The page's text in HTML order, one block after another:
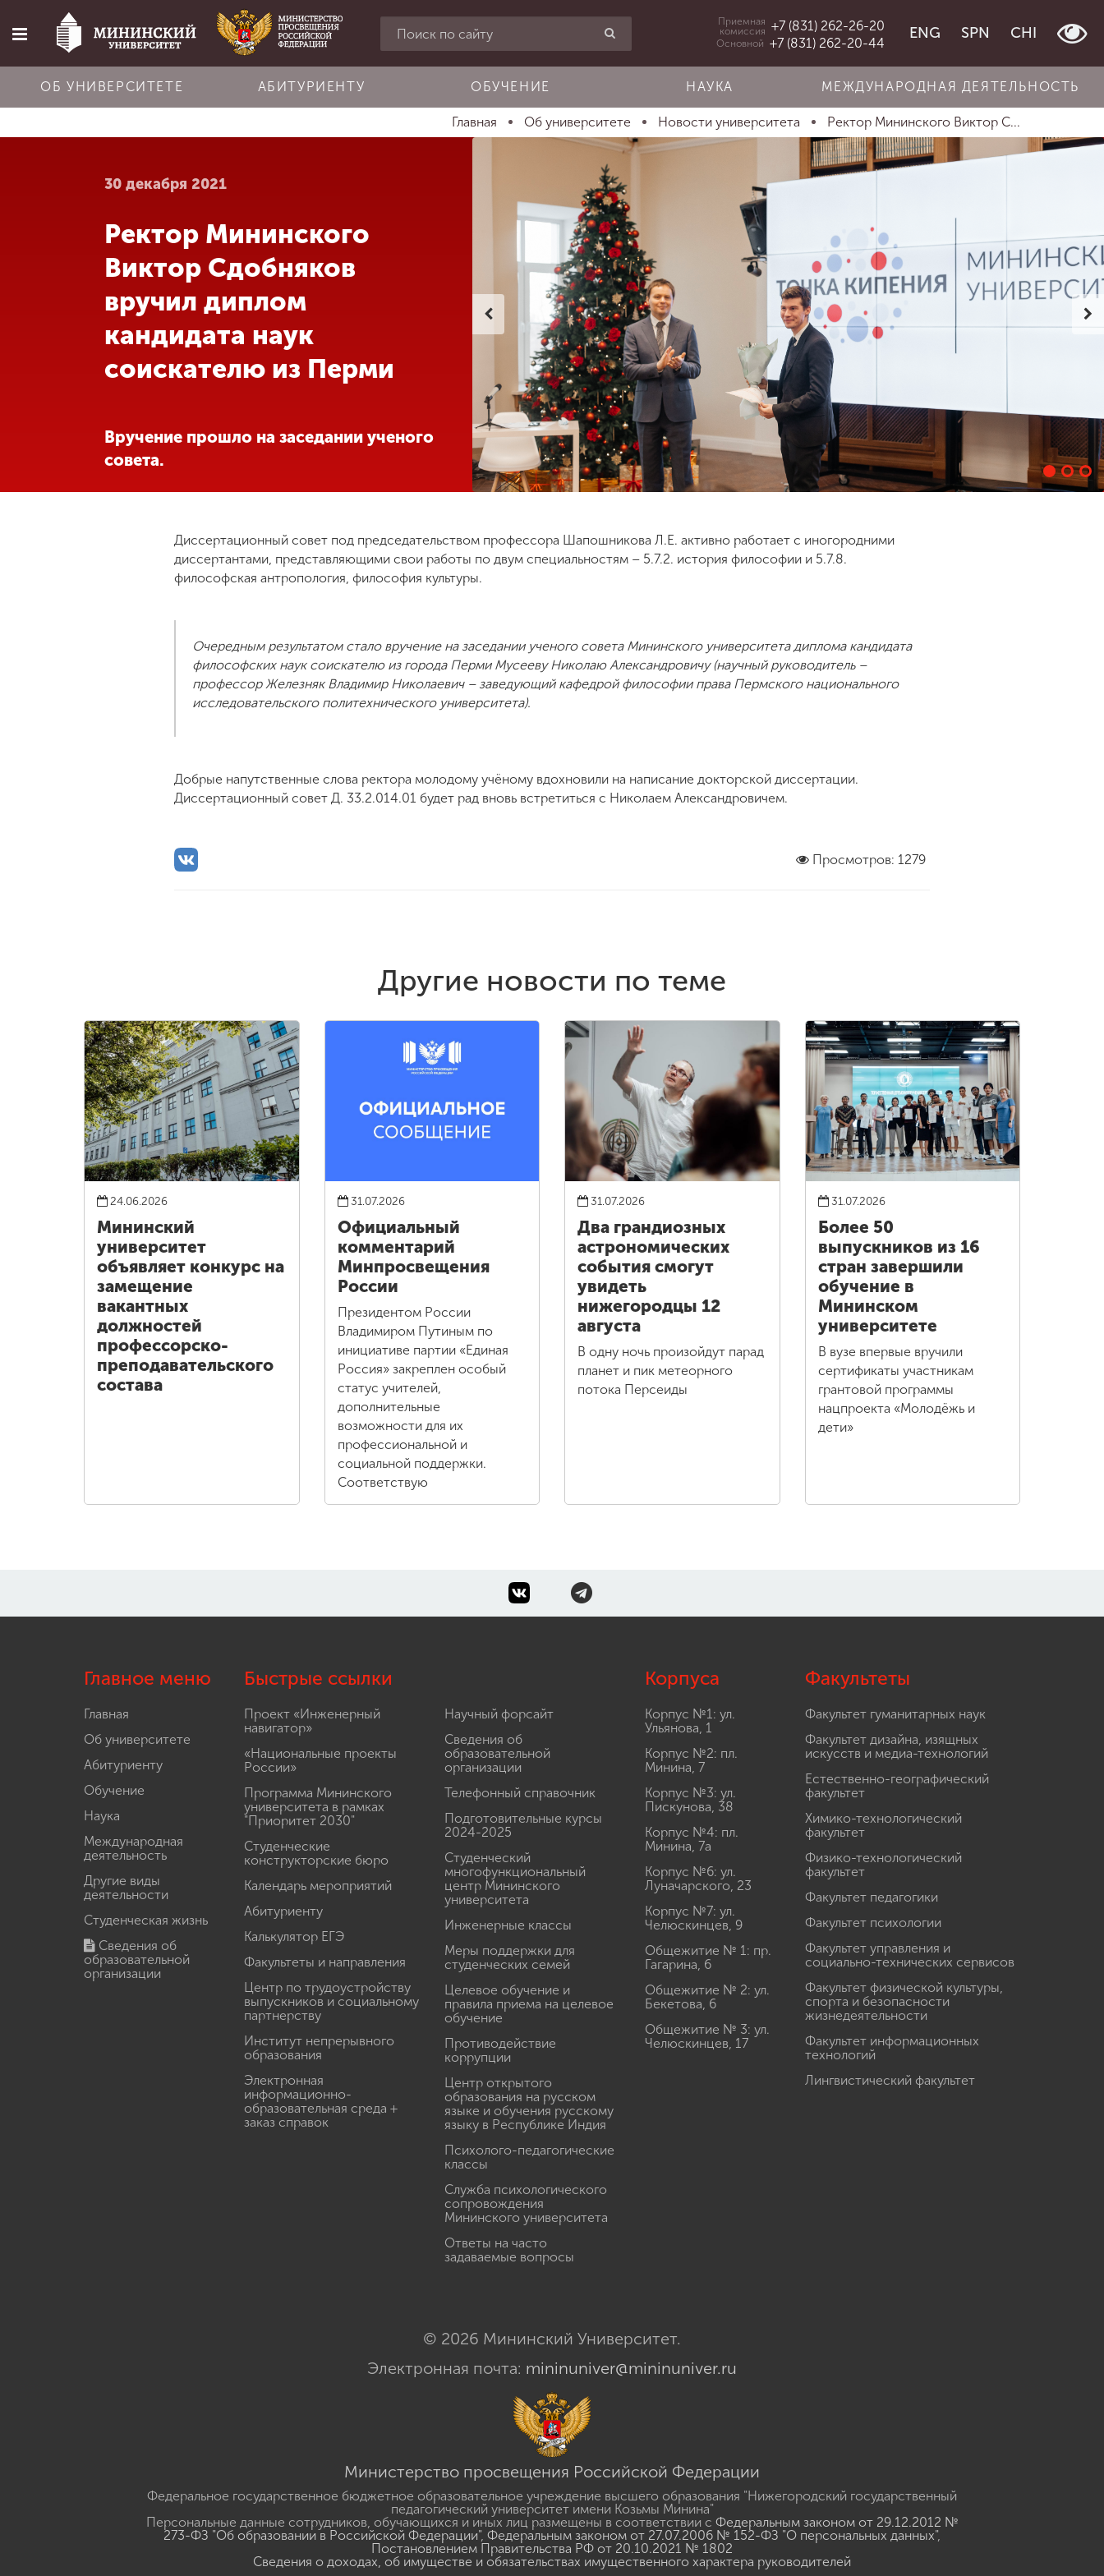
Главная
Об университете
Абитуриенту
Обучение
Другие виды
Приемная
комиссия +7 (831) 262-26-20
Основной +7 (831) 262-20-44
ENG SPN CHI
ОБ УНИВЕРСИТЕТЕ АБИТУРИЕНТУ ОБУЧЕНИЕ НАУКА МЕЖДУНАРОДНАЯ ДЕЯТЕЛЬНОСТЬ
Главная Об университете Новости университета Ректор Мининского Виктор С...
30 декабря 2021
Ректор Мининского
Виктор Сдобняков
вручил диплом
кандидата наук
соискателю из Перми
Вручение прошло на заседании ученого
совета.
Диссертационный совет под председательством профессора Шапошникова Л.Е. активно работает с иногородними
диссертантами, представляющими свои работы по двум специальностям – 5.7.2. история философии и 5.7.8.
философская антропология, философия культуры.
Очередным результатом стало вручение на заседании ученого совета Мининского университета диплома кандидата
философских наук соискателю из города Перми Мусееву Николаю Александровичу (научный руководитель –
профессор Железняк Владимир Николаевич – заведующий кафедрой философии права Пермского национального
исследовательского политехнического университета).
Добрые напутственные слова ректора молодому учёному вдохновили на написание докторской диссертации.
Диссертационный совет Д. 33.2.014.01 будет рад вновь встретиться с Николаем Александровичем.
Просмотров: 1279
Другие новости по теме
24.06.2026
Мининский
университет
объявляет конкурс на
замещение
вакантных
должностей
профессорско-
преподавательского
состава
31.07.2026
Официальный
комментарий
Минпросвещения
России
Президентом России
Владимиром Путиным по
инициативе партии «Единая
Россия» закреплен особый
статус учителей,
дополнительные
возможности для их
профессиональной и
социальной поддержки.
Соответствую
31.07.2026
Два грандиозных
астрономических
события смогут
увидеть
нижегородцы 12
августа
В одну ночь произойдут парад
планет и пик метеорного
потока Персеиды
31.07.2026
Более 50
выпускников из 16
стран завершили
обучение в
Мининском
университете
В вузе впервые вручили
сертификаты участникам
грантовой программы
нацпроекта «Молодёжь и
дети»
Главное меню
Главная
Об университете
Абитуриенту
Обучение
Наука
Международная
деятельность
Другие виды
деятельности
Студенческая жизнь
Сведения об
образовательной
организации
Быстрые ссылки
Проект «Инженерный
навигатор»
«Национальные проекты
России»
Программа Мининского
университета в рамках
"Приоритет 2030"
Студенческие
конструкторские бюро
Календарь мероприятий
Абитуриенту
Калькулятор ЕГЭ
Факультеты и направления
Центр по трудоустройству
выпускников и социальному
партнерству
Институт непрерывного
образования
Электронная
информационно-
образовательная среда +
заказ справок
Научный форсайт
Сведения об
образовательной
организации
Телефонный справочник
Подготовительные курсы
2024-2025
Студенческий
многофункциональный
центр Мининского
университета
Инженерные классы
Меры поддержки для
студенческих семей
Целевое обучение и
правила приема на целевое
обучение
Противодействие
коррупции
Центр открытого
образования на русском
языке и обучения русскому
языку в Республике Индия
Психолого-педагогические
классы
Служба психологического
сопровождения
Мининского университета
Ответы на часто
задаваемые вопросы
Корпуса
Корпус №1: ул.
Ульянова, 1
Корпус №2: пл.
Минина, 7
Корпус №3: ул.
Пискунова, 38
Корпус №4: пл.
Минина, 7а
Корпус №6: ул.
Луначарского, 23
Корпус №7: ул.
Челюскинцев, 9
Общежитие № 1: пр.
Гагарина, 6
Общежитие № 2: ул.
Бекетова, 6
Общежитие № 3: ул.
Челюскинцев, 17
Факультеты
Факультет гуманитарных наук
Факультет дизайна, изящных
искусств и медиа-технологий
Естественно-географический
факультет
Химико-технологический
факультет
Физико-технологический
факультет
Факультет педагогики
Факультет психологии
Факультет управления и
социально-технических сервисов
Факультет физической культуры,
спорта и безопасности
жизнедеятельности
Факультет информационных
технологий
Лингвистический факультет
© 2026 Мининский Университет.
Электронная почта: mininuniver@mininuniver.ru
Министерство просвещения Российской Федерации
Федеральное государственное бюджетное образовательное учреждение высшего образования "Нижегородский государственный
педагогический университет имени Козьмы Минина"
Персональные данные сотрудников, обучающихся и иных лиц размещены в соответствии с Федеральным законом от 29.12.2012 №
273-ФЗ "Об образовании в Российской Федерации", Федеральным законом от 27.07.2006 № 152-ФЗ "О персональных данных",
Постановлением Правительства РФ от 20.10.2021 № 1802
Сведения о доходах, об имуществе и обязательствах имущественного характера руководителей